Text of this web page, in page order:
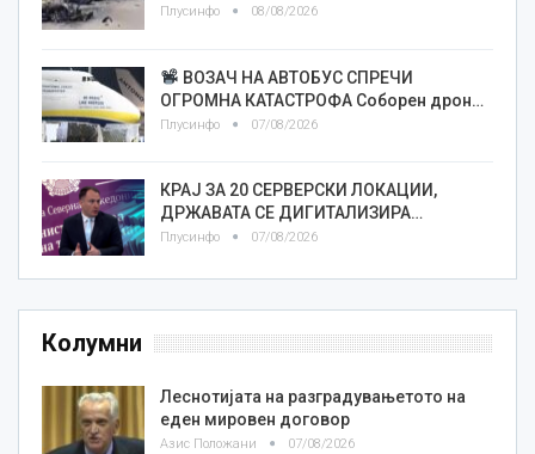
Плусинфо 08/08/2026
ВОЗАЧ НА АВТОБУС СПРЕЧИ
ОГРОМНА КАТАСТРОФА Соборен дрон…
Плусинфо 07/08/2026
КРАЈ ЗА 20 СЕРВЕРСКИ ЛОКАЦИИ,
ДРЖАВАТА СЕ ДИГИТАЛИЗИРА…
Плусинфо 07/08/2026
Колумни
Леснотијата на разградувањетото на
еден мировен договор
Азис Положани 07/08/2026